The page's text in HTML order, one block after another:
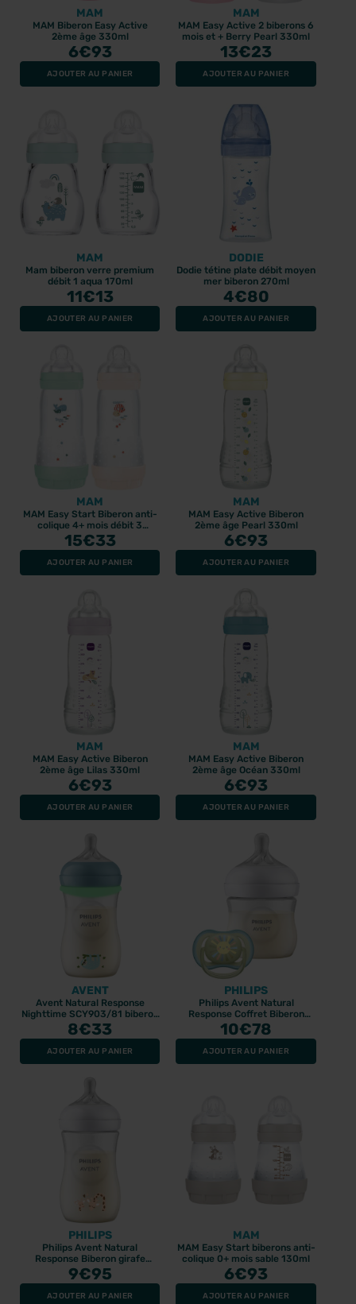
MAM
MAM Biberon Easy Active
2ème âge 330ml
6€93
AJOUTER AU PANIER
MAM
MAM Easy Active 2 biberons 6
mois et + Berry Pearl 330ml
13€23
AJOUTER AU PANIER
MAM
Mam biberon verre premium
débit 1 aqua 170ml
11€13
AJOUTER AU PANIER
DODIE
Dodie tétine plate débit moyen
mer biberon 270ml
4€80
AJOUTER AU PANIER
MAM
MAM Easy Start Biberon anti-
colique 4+ mois débit 3
Menthe + Coton 320ml
15€33
AJOUTER AU PANIER
MAM
MAM Easy Active Biberon
2ème âge Pearl 330ml
6€93
AJOUTER AU PANIER
MAM
MAM Easy Active Biberon
2ème âge Lilas 330ml
6€93
AJOUTER AU PANIER
MAM
MAM Easy Active Biberon
2ème âge Océan 330ml
6€93
AJOUTER AU PANIER
AVENT
Avent Natural Response
Nighttime SCY903/81 biberon
3 - 6 mois
8€33
AJOUTER AU PANIER
PHILIPS
Philips Avent Natural
Response Coffret Biberon
125ml + Sucette
10€78
AJOUTER AU PANIER
PHILIPS
Philips Avent Natural
Response Biberon girafe
260ml
9€95
AJOUTER AU PANIER
MAM
MAM Easy Start biberons anti-
colique 0+ mois sable 130ml
6€93
AJOUTER AU PANIER